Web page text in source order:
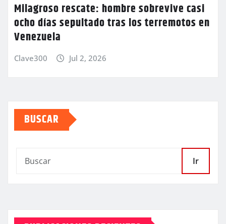
Milagroso rescate: hombre sobrevive casi
ocho días sepultado tras los terremotos en
Venezuela
Clave300 Jul 2, 2026
BUSCAR
Ir